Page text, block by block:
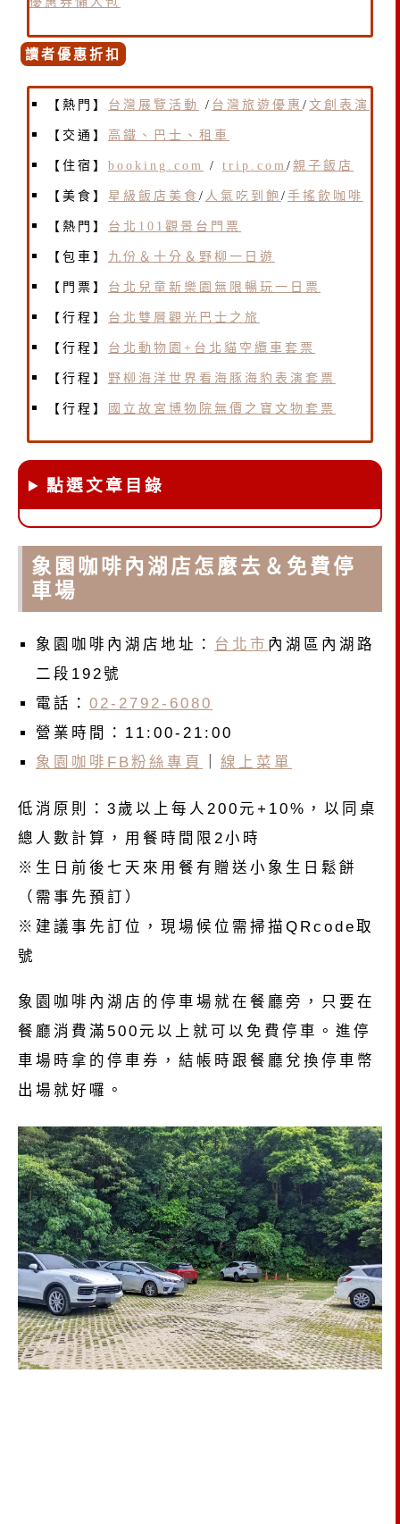
讀者優惠折扣
【熱門】 台灣展覽活動 / 台灣旅遊優惠 / 文創表演
【交通】 高鐵、巴士、租車
【住宿】 booking.com / trip.com / 親子飯店
【美食】 星級飯店美食 / 人氣吃到飽 / 手搖飲咖啡
【熱門】 台北101觀景台門票
【包車】 九份＆十分＆野柳一日遊
【門票】 台北兒童新樂園無限暢玩一日票
【行程】 台北雙層觀光巴士之旅
【行程】 台北動物園+台北貓空纜車套票
【行程】 野柳海洋世界看海豚海豹表演套票
【行程】 國立故宮博物院無價之寶文物套票
點選文章目錄
象園咖啡內湖店怎麼去＆免費停
車場
象園咖啡內湖店地址： 台北市 內湖區內湖路
二段192號
電話： 02-2792-6080
營業時間：11:00-21:00
象園咖啡FB粉絲專頁
線上菜單
低消原則：3歲以上每人200元+10%，以同桌
總人數計算，用餐時間限2小時
※生日前後七天來用餐有贈送小象生日鬆餅
（需事先預訂）
※建議事先訂位，現場候位需掃描QRcode取
號
象園咖啡內湖店的停車場就在餐廳旁，只要在
餐廳消費滿500元以上就可以免費停車。進停
車場時拿的停車券，結帳時跟餐廳兌換停車幣
出場就好囉。